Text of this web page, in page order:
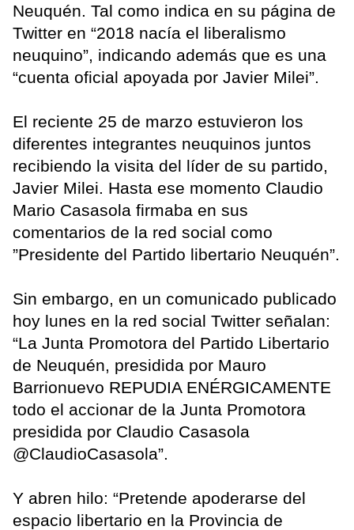
Neuquén. Tal como indica en su página de
Twitter en “2018 nacía el liberalismo
neuquino”, indicando además que es una
“cuenta oficial apoyada por Javier Milei”.
El reciente 25 de marzo estuvieron los
diferentes integrantes neuquinos juntos
recibiendo la visita del líder de su partido,
Javier Milei. Hasta ese momento Claudio
Mario Casasola firmaba en sus
comentarios de la red social como
”Presidente del Partido libertario Neuquén”.
Sin embargo, en un comunicado publicado
hoy lunes en la red social Twitter señalan:
“La Junta Promotora del Partido Libertario
de Neuquén, presidida por Mauro
Barrionuevo REPUDIA ENÉRGICAMENTE
todo el accionar de la Junta Promotora
presidida por Claudio Casasola
@ClaudioCasasola”.
Y abren hilo: “Pretende apoderarse del
espacio libertario en la Provincia de